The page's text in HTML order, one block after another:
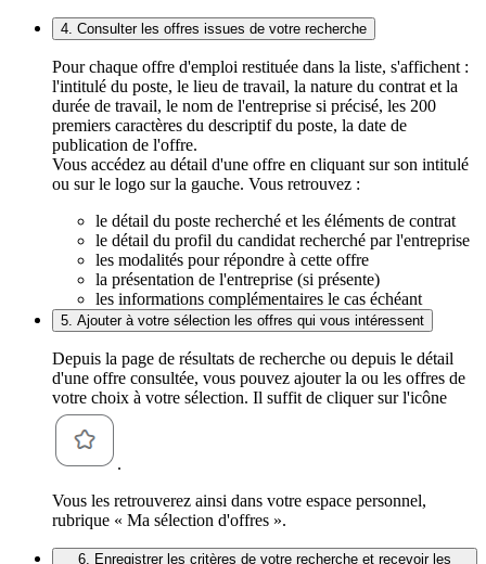
4. Consulter les offres issues de votre recherche
Pour chaque offre d'emploi restituée dans la liste, s'affichent :
l'intitulé du poste, le lieu de travail, la nature du contrat et la
durée de travail, le nom de l'entreprise si précisé, les 200
premiers caractères du descriptif du poste, la date de
publication de l'offre.
Vous accédez au détail d'une offre en cliquant sur son intitulé
ou sur le logo sur la gauche. Vous retrouvez :
le détail du poste recherché et les éléments de contrat
le détail du profil du candidat recherché par l'entreprise
les modalités pour répondre à cette offre
la présentation de l'entreprise (si présente)
les informations complémentaires le cas échéant
5. Ajouter à votre sélection les offres qui vous intéressent
Depuis la page de résultats de recherche ou depuis le détail
d'une offre consultée, vous pouvez ajouter la ou les offres de
votre choix à votre sélection. Il suffit de cliquer sur l'icône
.
Vous les retrouverez ainsi dans votre espace personnel,
rubrique « Ma sélection d'offres ».
6. Enregistrer les critères de votre recherche et recevoir les